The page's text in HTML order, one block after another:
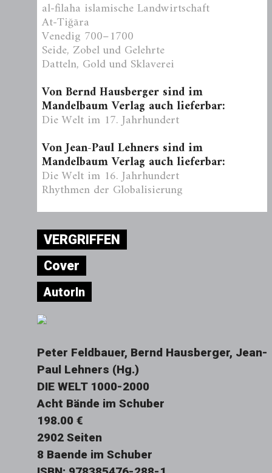
al-filaha islamische Landwirtschaft
At-Tiğāra
Venedig 700–1700
Seide, Zobel und Gelehrte
Datteln, Gold und Sklaverei
Von Bernd Hausberger sind im
Mandelbaum Verlag auch lieferbar:
Die Welt im 17. Jahrhundert
Von Jean-Paul Lehners sind im
Mandelbaum Verlag auch lieferbar:
Die Welt im 16. Jahrhundert
Rhythmen der Globalisierung
VERGRIFFEN
Cover
AutorIn
Peter Feldbauer, Bernd Hausberger, Jean-
Paul Lehners (Hg.)
DIE WELT 1000-2000
Acht Bände im Schuber
198.00 €
2902 Seiten
8 Baende im Schuber